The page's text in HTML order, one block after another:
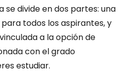
se divide en dos partes: una
todos los aspirantes, y
a la opción de
con el grado
estudiar.